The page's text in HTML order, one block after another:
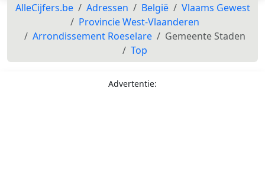
AlleCijfers.be Adressen België
Vlaams Gewest
Provincie West-Vlaanderen
Arrondissement Roeselare
Gemeente Staden
Top
Advertentie: